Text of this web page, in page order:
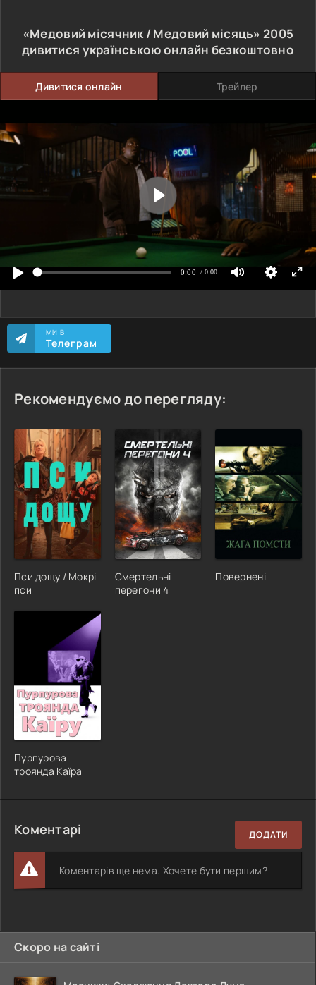
«Медовий місячник / Медовий місяць» 2005
дивитися українською онлайн безкоштовно
Дивитися онлайн Трейлер
МИ В
Телеграм
Рекомендуємо до перегляду:
Пси дощу / Мокрі
пси
Смертельні
перегони 4
Повернені
Пурпурова
троянда Каїра
Коментарі ДОДАТИ
Коментарів ще нема. Хочете бути першим?
Скоро на сайті